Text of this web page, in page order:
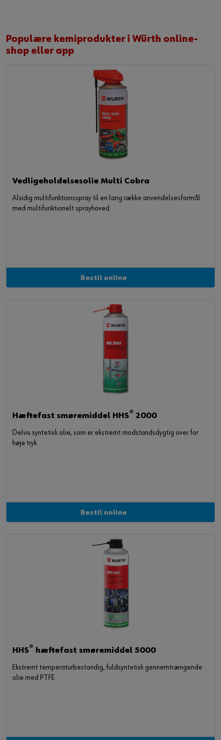
Populære kemiprodukter i Würth online-
shop eller app
Vedligeholdelsesolie Multi Cobra
Alsidig multifunktionsspray til en lang række anvendelsesformål
med multifunktionelt sprayhoved
Bestil online
Hæftefast smøremiddel HHS® 2000
Delvis syntetisk olie, som er ekstremt modstandsdygtig over for
høje tryk
Bestil online
HHS® hæftefast smøremiddel 5000
Ekstremt temperaturbestandig, fuldsyntetisk gennemtrængende
olie med PTFE